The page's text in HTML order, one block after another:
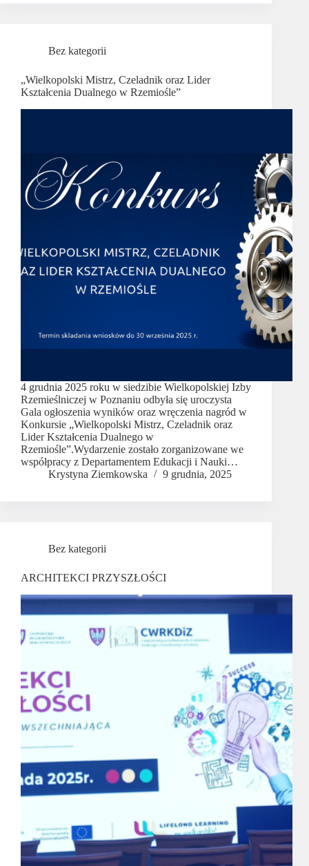
Bez kategorii
„Wielkopolski Mistrz, Czeladnik oraz Lider
Kształcenia Dualnego w Rzemiośle”
4 grudnia 2025 roku w siedzibie Wielkopolskiej Izby
Rzemieślniczej w Poznaniu odbyła się uroczysta
Gala ogłoszenia wyników oraz wręczenia nagród w
Konkursie „Wielkopolski Mistrz, Czeladnik oraz
Lider Kształcenia Dualnego w
Rzemiośle”.Wydarzenie zostało zorganizowane we
współpracy z Departamentem Edukacji i Nauki…
Krystyna Ziemkowska
9 grudnia, 2025
Bez kategorii
ARCHITEKCI PRZYSZŁOŚCI